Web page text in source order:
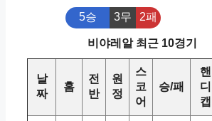
5승 3무 2패
비야레알 최근 10경기
날
짜
홈
전
반
원
정
스
코
어
승/패
핸
디
캡